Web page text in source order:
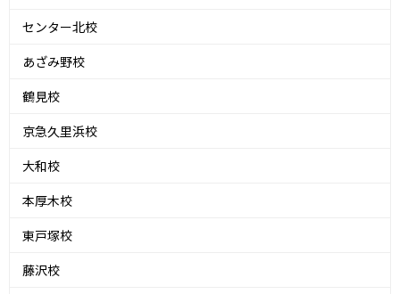
センター北校
あざみ野校
鶴見校
京急久里浜校
大和校
本厚木校
東戸塚校
藤沢校